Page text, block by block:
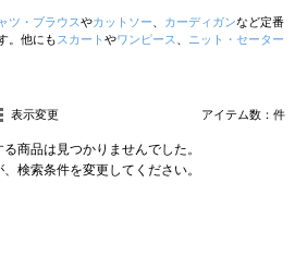
ツ・ブラウスやカットソー カーディガンなど定番
。他にも スカート やワンピース
ニット・セーター
表示変更 アイテム数： 件
商品は見つかりませんでした。
検索条件を変更してください。